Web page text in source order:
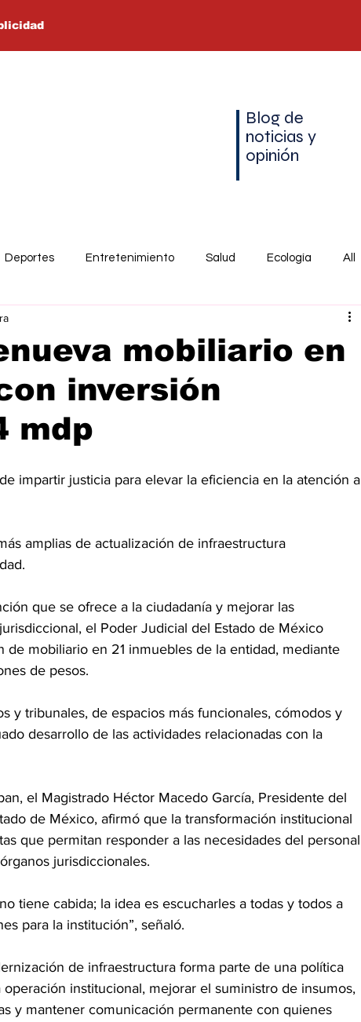
Blog de
noticias y
opinión
Deportes Entretenimiento Salud Ecología All
mobiliario en
inversión
mdp
impartir justicia para elevar la eficiencia en la atención a
amplias de actualización de infraestructura
que se ofrece a la ciudadanía y mejorar las
el Poder Judicial del Estado de México
de mobiliario en 21 inmuebles de la entidad, mediante
de pesos.
desarrollo de las actividades relacionadas con la
el Magistrado Héctor Macedo García, Presidente del
de México, afirmó que la transformación institucional
que permitan responder a las necesidades del personal
jurisdiccionales.
tiene cabida; la idea es escucharles a todas y todos a
para la institución”, señaló.
de infraestructura forma parte de una política
institucional, mejorar el suministro de insumos,
y mantener comunicación permanente con quienes